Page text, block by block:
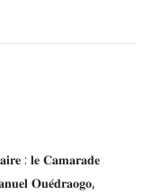
: 𝐥𝐞 𝐂𝐚𝐦𝐚𝐫𝐚𝐝𝐞
𝐎𝐮𝐞́𝐝𝐫𝐚𝐨𝐠𝐨,